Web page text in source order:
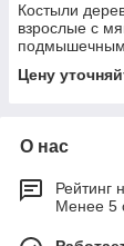
Костыли
взрослые с
накладками
УПС
Цену
О нас
Рейтинг
Менее 5